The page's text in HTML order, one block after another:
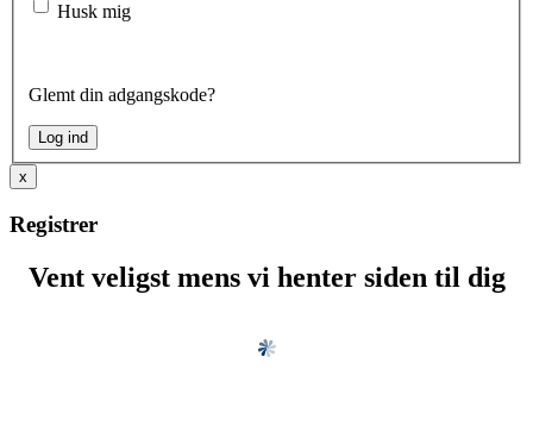
Husk mig
Glemt din adgangskode?
x
Registrer
Vent veligst mens vi henter siden til dig